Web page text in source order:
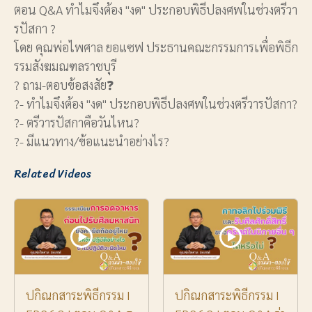
ตอน Q&A ทำไมจึงต้อง "งด" ประกอบพิธีปลงศพในช่วงตรีวา
รปัสกา ?
โดย คุณพ่อไพศาล ยอแซฟ ประธานคณะกรรมการเพื่อพิธีก
รรมสังฆมณฑลราชบุรี
? ถาม-ตอบข้อสงสัย❓
?- ทำไมจึงต้อง "งด" ประกอบพิธีปลงศพในช่วงตรีวารปัสกา?
?- ตรีวารปัสกาคือวันไหน?
?- มีแนวทาง/ข้อแนะนำอย่างไร?
Related Videos
ปกิณกสาระพิธีกรรม I
ปกิณกสาระพิธีกรรม I